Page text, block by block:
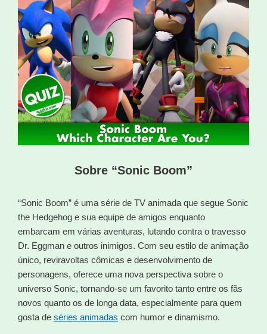
Sobre “Sonic Boom”
“Sonic Boom” é uma série de TV animada que segue Sonic
the Hedgehog e sua equipe de amigos enquanto
embarcam em várias aventuras, lutando contra o travesso
Dr. Eggman e outros inimigos. Com seu estilo de animação
único, reviravoltas cômicas e desenvolvimento de
personagens, oferece uma nova perspectiva sobre o
universo Sonic, tornando-se um favorito tanto entre os fãs
novos quanto os de longa data, especialmente para quem
gosta de séries animadas com humor e dinamismo.